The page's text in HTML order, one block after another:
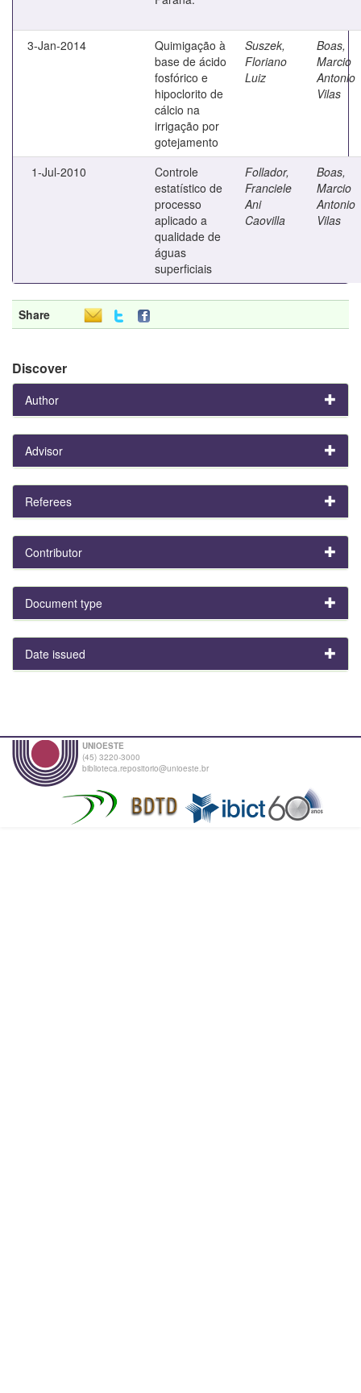
3-Jan-2014
Quimigação à
base de ácido
fosfórico e
hipoclorito de
cálcio na
irrigação por
gotejamento
Suszek,
Floriano
Luiz
Boas,
Marcio
Antonio
Vilas
1-Jul-2010
Controle
estatístico de
processo
aplicado a
qualidade de
águas
superficiais
Follador,
Franciele
Ani
Caovilla
Boas,
Marcio
Antonio
Vilas
Share
Discover
Author
Advisor
Referees
Contributor
Document type
Date issued
UNIOESTE
(45) 3220-3000
biblioteca.repositorio@unioeste.br